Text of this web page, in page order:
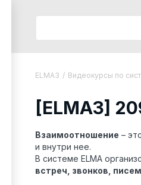
ELMA3 / Видеокурсы по
[ELMA3]
Взаимоотношение –
и внутри нее.
В системе ELMA
встреч, звонков, писем